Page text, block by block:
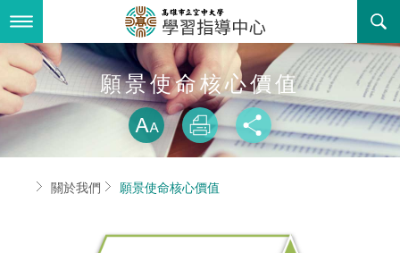
到
要
內最新消息
關於我們
組織職掌
聯絡資訊
願景使命核心價值
服務專區
推廣教育課程
書表下載
願景使命核心價值
略過字型切
放大
列印 分享
首頁關於我們 願景使命核心價值